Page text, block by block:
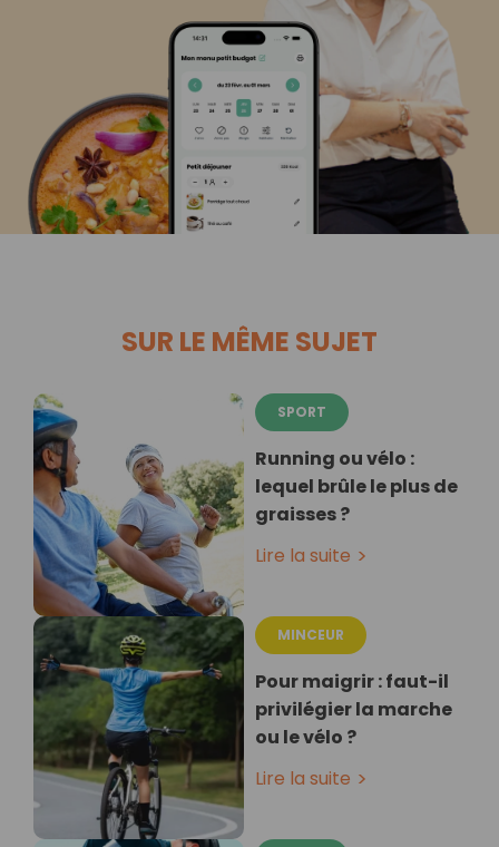
SUR LE MÊME SUJET
SPORT
Running ou vélo :
lequel brûle le plus de
graisses ?
Lire la suite
MINCEUR
Pour maigrir : faut-il
privilégier la marche
ou le vélo ?
Lire la suite